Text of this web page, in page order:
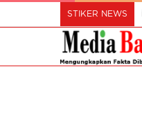
STIKER NEWS